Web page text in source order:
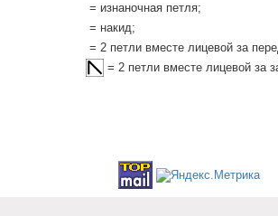
= изнаночная петля;
= накид;
= 2 петли вместе лицевой за
= 2 петли вместе лицевой за